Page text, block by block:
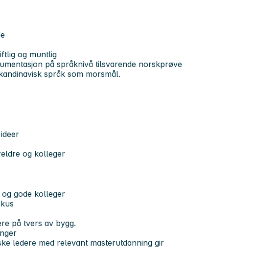
og muntlig
på språknivå tilsvarende norskprøve
språk som morsmål.
og kolleger
og gode kolleger
på tvers av bygg.
ledere med relevant masterutdanning gir